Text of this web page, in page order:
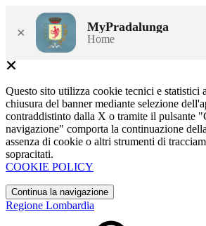
× MyPradalunga
Home
Questo sito utilizza cookie tecnici e statistici
chiusura del banner mediante selezione
contraddistinto dalla X o tramite il pulsante
navigazione" comporta la continuazione
assenza di cookie o altri strumenti di
sopracitati.
COOKIE POLICY
Continua la navigazione
Regione Lombardia